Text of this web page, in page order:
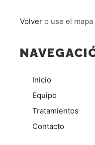
Volver o use el
Inicio
Equipo
Tratamientos
Contacto